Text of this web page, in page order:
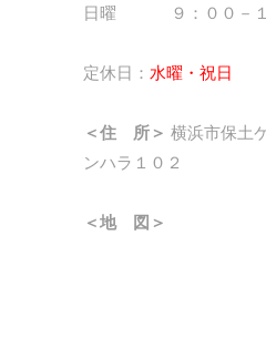
日曜 ９：００－１
定休日： 水曜・祝日
＜住 所＞ 横浜市保土
ンハラ１０２
＜地 図＞